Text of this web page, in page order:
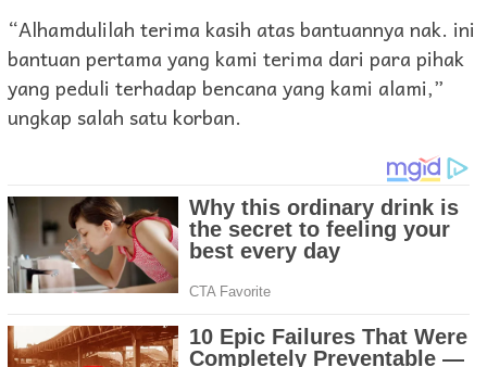
“Alhamdulilah terima kasih atas bantuannya nak. ini
bantuan pertama yang kami terima dari para pihak
yang peduli terhadap bencana yang kami alami,”
ungkap salah satu korban.